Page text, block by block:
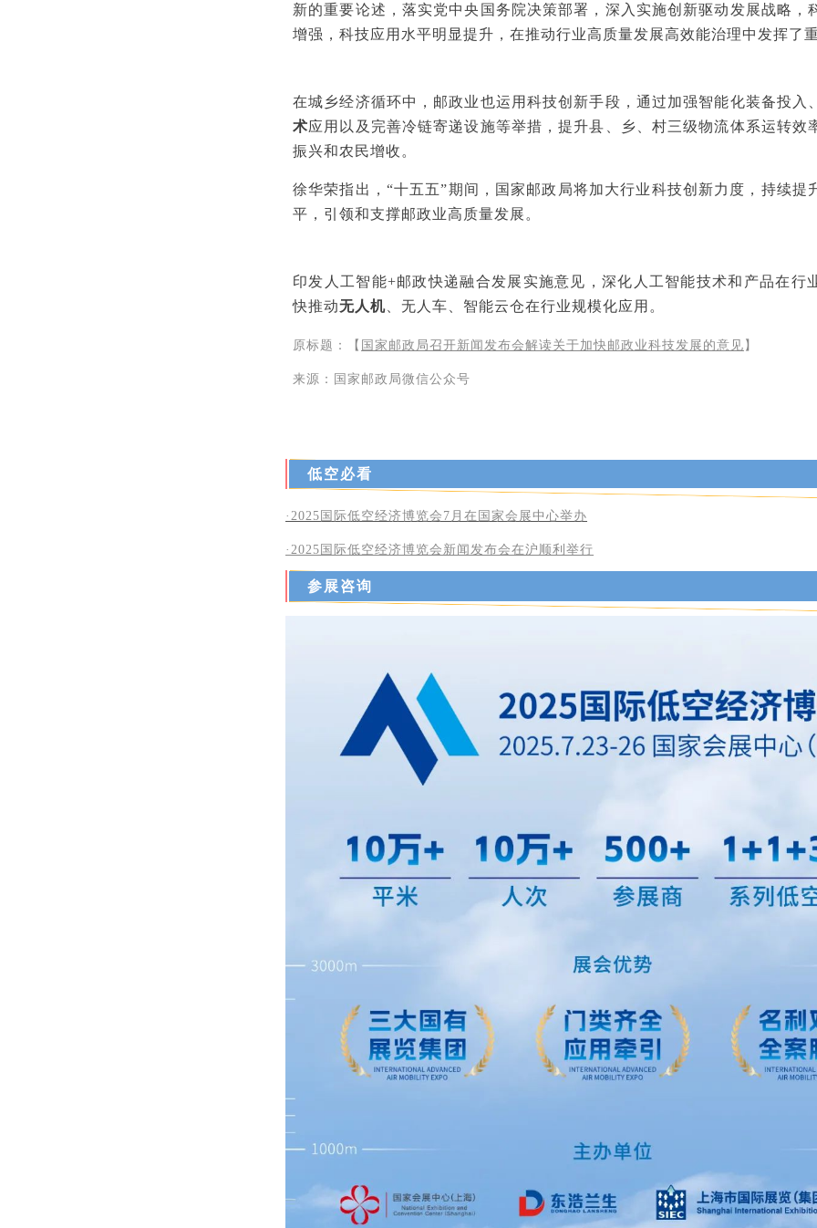
新的重要论述，落实党中央国务院决策部署，深入实施创新驱动发展战略，
增强，科技应用水平明显提升，在推动行业高质量发展高效能治理中发挥了重
在城乡经济循环中，邮政业也运用科技创新手段，通过加强智能化装备投入
术应用以及完善冷链寄递设施等举措，提升县、乡、村三级物流体系运转效
振兴和农民增收。
徐华荣指出，“十五五”期间，国家邮政局将加大行业科技创新力度，持续提
平，引领和支撑邮政业高质量发展。
印发人工智能+邮政快递融合发展实施意见，深化人工智能技术和产品在行
快推动无人机 、无人车、智能云仓在行业规模化应用。
原标题：【 国家邮政局召开新闻发布会解读关于加快邮政业科技发展的意见 】
来源：国家邮政局微信公众号
低空必看
·2025国际低空经济博览会7月在国家会展中心举办
·2025 国际低空经济博览会新闻发布会在沪顺利举行
参展咨询